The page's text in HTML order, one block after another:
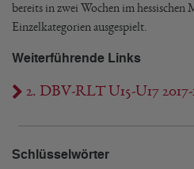
bereits in zwei Wochen im hessischen
Einzelkategorien ausgespielt.
Weiterführende Links
2. DBV-RLT U15-U17 2017-
Schlüsselwörter